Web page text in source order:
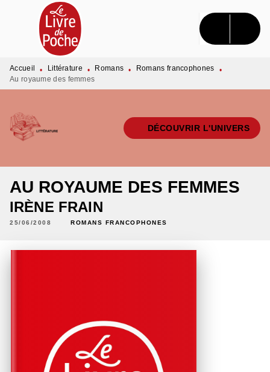
MENU RECHERCHE CONTENU
PIED DE PAGE
Accueil • Littérature • Romans • Romans francophones
•
Au royaume des femmes
DÉCOUVRIR L'UNIVERS
AU ROYAUME DES FEMMES
IRÈNE FRAIN
25/06/2008 ROMANS FRANCOPHONES